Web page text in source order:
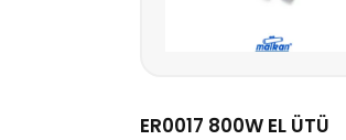
ER0017 800W EL ÜTÜ